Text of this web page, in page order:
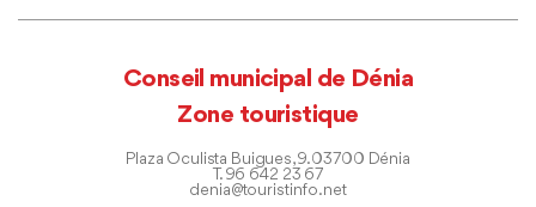
Conseil municipal de Dénia
Zone touristique
Plaza Oculista Buigues, 9. 03700 Dénia
T. 96 642 23 67
denia@touristinfo.net